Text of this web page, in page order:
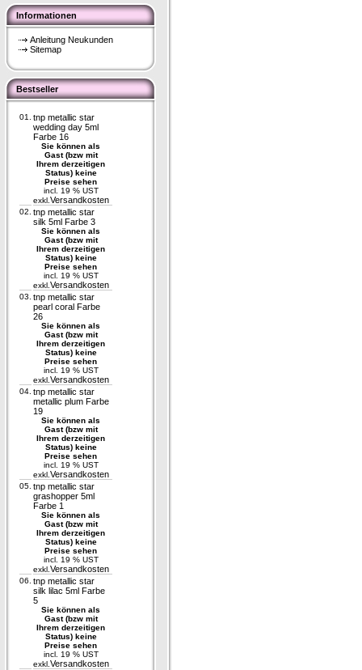
Informationen
Anleitung Neukunden
Sitemap
Bestseller
01.
tnp metallic star
wedding day 5ml
Farbe 16
Sie können als
Gast (bzw mit
Ihrem derzeitigen
Status) keine
Preise sehen
incl. 19 % UST
exkl. Versandkosten
02. tnp metallic star
silk 5ml Farbe 3
Sie können als
Gast (bzw mit
Ihrem derzeitigen
Status) keine
Preise sehen
incl. 19 % UST
exkl. Versandkosten
03. tnp metallic star
pearl coral Farbe
26
Sie können als
Gast (bzw mit
Ihrem derzeitigen
Status) keine
Preise sehen
incl. 19 % UST
exkl. Versandkosten
04. tnp metallic star
metallic plum Farbe
19
Sie können als
Gast (bzw mit
Ihrem derzeitigen
Status) keine
Preise sehen
incl. 19 % UST
exkl. Versandkosten
05. tnp metallic star
grashopper 5ml
Farbe 1
Sie können als
Gast (bzw mit
Ihrem derzeitigen
Status) keine
Preise sehen
incl. 19 % UST
exkl. Versandkosten
06. tnp metallic star
silk lilac 5ml Farbe
5
Sie können als
Gast (bzw mit
Ihrem derzeitigen
Status) keine
Preise sehen
incl. 19 % UST
exkl. Versandkosten